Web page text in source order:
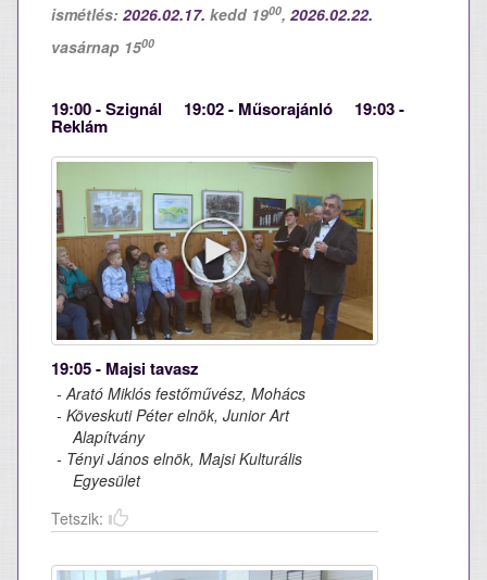
ismétlés: 2026.02.17. kedd 1900, 2026.02.22.
vasárnap 1500
19:00 - Szignál 19:02 - Műsorajánló 19:03 -
Reklám
19:05 - Majsi tavasz
- Arató Miklós festőművész, Mohács
- Köveskuti Péter elnök, Junior Art
Alapítvány
- Tényi János elnök, Majsi Kulturális
Egyesület
Tetszik: